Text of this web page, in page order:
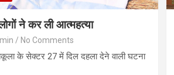
ने कर ली आत्महत्या
No Comments
के सेक्टर 27 में दिल दहला देने वाली घटना